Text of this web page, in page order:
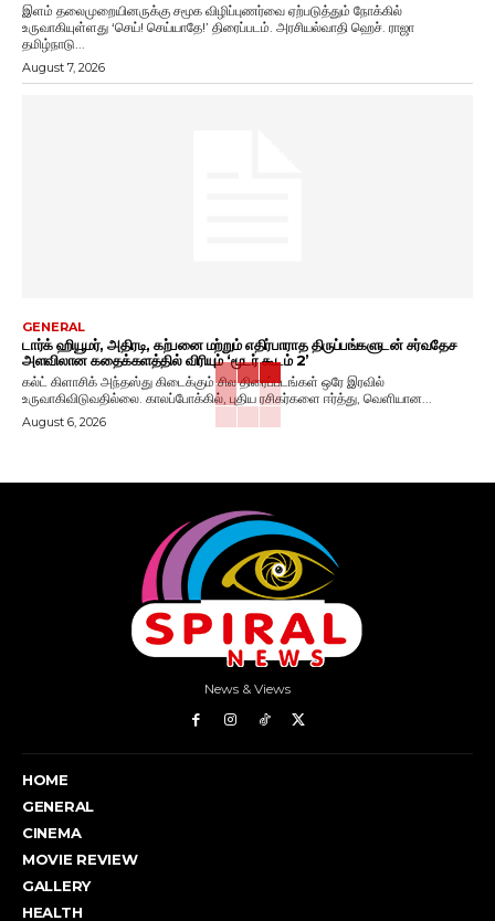
இளம் தலைமுறையினருக்கு சமூக விழிப்புணர்வை ஏற்படுத்தும் நோக்கில்
உருவாகியுள்ளது ‘செய்! செய்யாதே!’ திரைப்படம். அரசியல்வாதி ஹெச். ராஜா
தமிழ்நாடு...
August 7, 2026
GENERAL
டார்க் ஹியூமர், அதிரடி, கற்பனை மற்றும் எதிர்பாராத திருப்பங்களுடன் சர்வதேச
அளவிலான கதைக்களத்தில் விரியும் ‘மூடர் கூடம் 2’
கல்ட் கிளாசிக் அந்தஸ்து கிடைக்கும் சில திரைப்படங்கள் ஒரே இரவில்
உருவாகிவிடுவதில்லை. காலப்போக்கில், புதிய ரசிகர்களை ஈர்த்து, வெளியான...
August 6, 2026
News & Views
HOME
GENERAL
CINEMA
MOVIE REVIEW
GALLERY
HEALTH